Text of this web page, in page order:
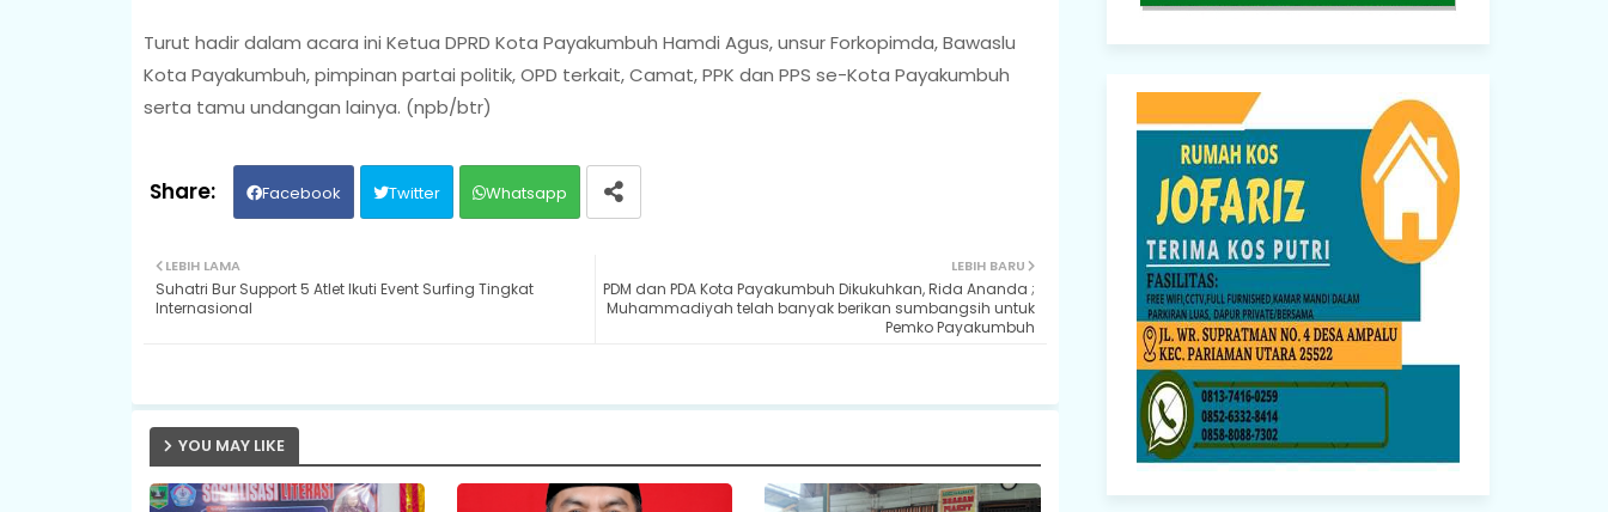
Turut hadir dalam acara ini Ketua DPRD Kota Payakumbuh Hamdi Agus, unsur Forkopimda, Bawaslu
Kota Payakumbuh, pimpinan partai politik, OPD terkait, Camat, PPK dan PPS se-Kota Payakumbuh
serta tamu undangan lainya. (npb/btr)
Facebook Twitter Whatsapp
LEBIH BARU
PDM dan PDA Kota Payakumbuh Dikukuhkan, Rida Ananda ;
Muhammadiyah telah banyak berikan sumbangsih untuk
Pemko Payakumbuh
LEBIH LAMA
Suhatri Bur Support 5 Atlet Ikuti Event Surfing Tingkat
Internasional
YOU MAY LIKE